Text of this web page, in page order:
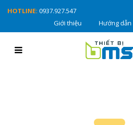
HOTLINE: 0937.927.547
Giới thiệu
Hướng dẫn